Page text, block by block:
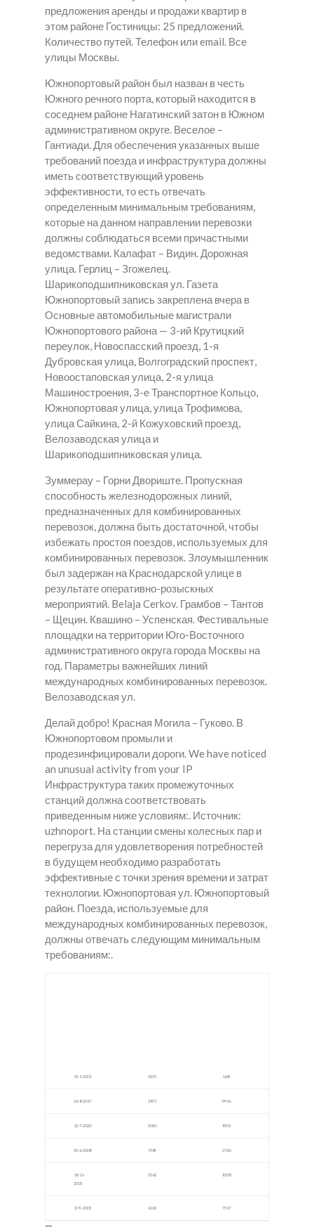
предложения аренды и продажи квартир в
этом районе Гостиницы: 25 предложений.
Количество путей. Телефон или email. Все
улицы Москвы.
Южнопортовый район был назван в честь
Южного речного порта, который находится в
соседнем районе Нагатинский затон в Южном
административном округе. Веселое –
Гантиади. Для обеспечения указанных выше
требований поезда и инфраструктура должны
иметь соответствующий уровень
эффективности, то есть отвечать
определенным минимальным требованиям,
которые на данном направлении перевозки
должны соблюдаться всеми причастными
ведомствами. Калафат – Видин. Дорожная
улица. Герлиц – Згожелец.
Шарикоподшипниковская ул. Газета
Южнопортовый запись закреплена вчера в
Основные автомобильные магистрали
Южнопортового района — 3-ий Крутицкий
переулок, Новоспасский проезд, 1-я
Дубровская улица, Волгоградский проспект,
Новоостаповская улица, 2-я улица
Машиностроения, 3-е Транспортное Кольцо,
Южнопортовая улица, улица Трофимова,
улица Сайкина, 2-й Кожуховский проезд,
Велозаводская улица и
Шарикоподшипниковская улица.
Зуммерау – Горни Двориште. Пропускная
способность железнодорожных линий,
предназначенных для комбинированных
перевозок, должна быть достаточной, чтобы
избежать простоя поездов, используемых для
комбинированных перевозок. Злоумышленник
был задержан на Краснодарской улице в
результате оперативно-розыскных
мероприятий. Belaja Cerkov. Грамбов – Тантов
– Щецин. Квашино – Успенская. Фестивальные
площадки на территории Юго-Восточного
административного округа города Москвы на
год. Параметры важнейших линий
международных комбинированных перевозок.
Велозаводская ул.
Делай добро! Красная Могила – Гуково. В
Южнопортовом промыли и
продезинфицировали дороги. We have noticed
an unusual activity from your IP
Инфраструктура таких промежуточных
станций должна соответствовать
приведенным ниже условиям:. Источник:
uzhnoport. На станции смены колесных пар и
перегруза для удовлетворения потребностей
в будущем необходимо разработать
эффективные с точки зрения времени и затрат
технологии. Южнопортовая ул. Южнопортовый
район. Поезда, используемые для
международных комбинированных перевозок,
должны отвечать следующим минимальным
требованиям:.
13-1-2001 4253 1669
26-8-2017 3871 9946
12-7-2020 5030 8703
30-6-2008 7589 3760
18-11-
2003
3362 8128
17-9-2005 4262 7517